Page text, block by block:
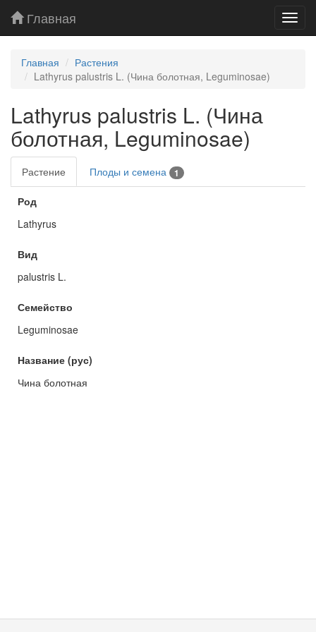
Главная
Главная
Растения
Lathyrus palustris L. (Чина болотная, Leguminosae)
Lathyrus palustris L. (Чина
болотная, Leguminosae)
Растение Плоды и семена 1
Род
Lathyrus
Вид
palustris L.
Семейство
Leguminosae
Название (рус)
Чина болотная